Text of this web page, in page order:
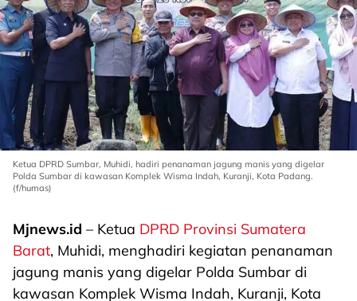
Ketua DPRD Sumbar, Muhidi, hadiri penanaman jagung manis yang digelar
Polda Sumbar di kawasan Komplek Wisma Indah, Kuranji, Kota Padang.
(f/humas)
Mjnews.id – Ketua DPRD Provinsi Sumatera
Barat, Muhidi, menghadiri kegiatan penanaman
jagung manis yang digelar Polda Sumbar di
kawasan Komplek Wisma Indah, Kuranji, Kota